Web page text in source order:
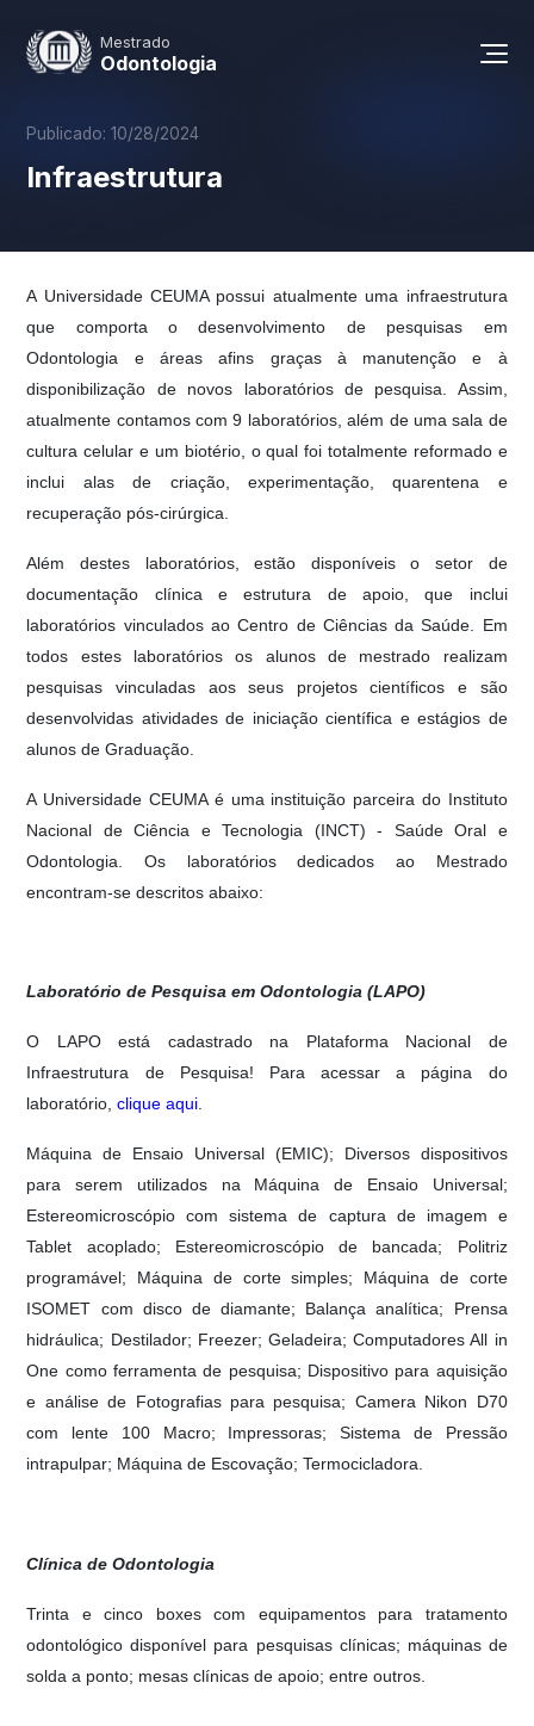
Mestrado
Odontologia
Publicado:10/28/2024
Infraestrutura
A Universidade CEUMA possui atualmente uma infraestrutura
que comporta o desenvolvimento de pesquisas em
Odontologia e áreas afins graças à manutenção e à
disponibilização de novos laboratórios de pesquisa. Assim,
atualmente contamos com 9 laboratórios, além de uma sala de
cultura celular e um biotério, o qual foi totalmente reformado e
inclui alas de criação, experimentação, quarentena e
recuperação pós-cirúrgica.
Além destes laboratórios, estão disponíveis o setor de
documentação clínica e estrutura de apoio, que inclui
laboratórios vinculados ao Centro de Ciências da Saúde. Em
todos estes laboratórios os alunos de mestrado realizam
pesquisas vinculadas aos seus projetos científicos e são
desenvolvidas atividades de iniciação científica e estágios de
alunos de Graduação.
A Universidade CEUMA é uma instituição parceira do Instituto
Nacional de Ciência e Tecnologia (INCT) - Saúde Oral e
Odontologia. Os laboratórios dedicados ao Mestrado
encontram-se descritos abaixo:
Laboratório de Pesquisa em Odontologia (LAPO)
O LAPO está cadastrado na Plataforma Nacional de
Infraestrutura de Pesquisa! Para acessar a página do
laboratório,clique aqui.
Máquina de Ensaio Universal (EMIC); Diversos dispositivos
para serem utilizados na Máquina de Ensaio Universal;
Estereomicroscópio com sistema de captura de imagem e
Tablet acoplado; Estereomicroscópio de bancada; Politriz
programável; Máquina de corte simples; Máquina de corte
ISOMET com disco de diamante; Balança analítica; Prensa
hidráulica; Destilador; Freezer; Geladeira; Computadores All in
One como ferramenta de pesquisa; Dispositivo para aquisição
e análise de Fotografias para pesquisa; Camera Nikon D70
com lente 100 Macro; Impressoras; Sistema de Pressão
intrapulpar; Máquina de Escovação; Termocicladora.
Clínica de Odontologia
Trinta e cinco boxes com equipamentos para tratamento
odontológico disponível para pesquisas clínicas; máquinas de
solda a ponto; mesas clínicas de apoio; entre outros.